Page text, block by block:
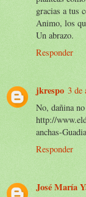
gracias a tus
Animo, los
Un abrazo.
Responder
jkrespo 3 de
No, dañina
http://
anchas-
Responder
José María